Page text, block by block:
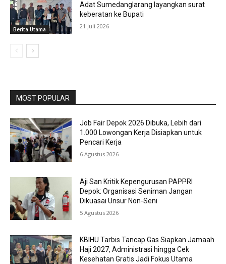
Berita Utama
Adat Sumedanglarang layangkan surat
keberatan ke Bupati
21 Juli 2026
MOST POPULAR
Job Fair Depok 2026 Dibuka, Lebih dari
1.000 Lowongan Kerja Disiapkan untuk
Pencari Kerja
6 Agustus 2026
Aji San Kritik Kepengurusan PAPPRI
Depok: Organisasi Seniman Jangan
Dikuasai Unsur Non-Seni
5 Agustus 2026
KBIHU Tarbis Tancap Gas Siapkan Jamaah
Haji 2027, Administrasi hingga Cek
Kesehatan Gratis Jadi Fokus Utama